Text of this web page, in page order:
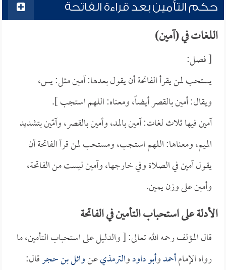
حكم التأمين بعد قراءة الفاتحة
اللغات في (آمين)
[ فصل:
يستحب لمن يقرأ الفاتحة أن يقول بعدها: آمين مثل: يس،
ويقال: أمين بالقصر أيضاً، ومعناه: اللهم استجب ].
آمين فيها ثلاث لغات: آمين بالمد، وأمين بالقصر، وآمّين بتشديد
الميم، ومعناها: اللهم استجب، ومستحب لمن قرأ الفاتحة أن
يقول آمين في الصلاة وفي خارجها، وآمين ليست من الفاتحة،
وأمين على وزن يمين.
الأدلة على استحباب التأمين في الفاتحة
قال المؤلف رحمه الله تعالى: [ والدليل على استحباب التأمين، ما
رواه الإمامأحمدوأبو داودوالترمذيعنوائل بن حجرقال: